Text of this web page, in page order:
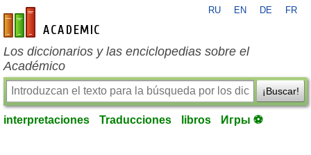
es-academic.com
RU EN DE FR
Los diccionarios y las enciclopedias sobre el
Académico
¡Buscar!
interpretaciones Traducciones libros Игры ⚽